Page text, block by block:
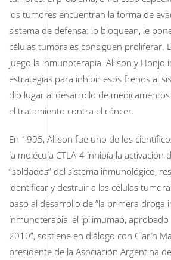
los tumores encuentran la forma de
sistema de defensa: lo bloquean, le
células tumorales consiguen proliferar.
juego la inmunoterapia. Allison y Honjo
estrategias para inhibir esos frenos al
dio lugar al desarrollo de
el tratamiento contra el cáncer.
En 1995, Allison fue uno de los
la molécula CTLA-4 inhibía la activación
“soldados” del sistema inmunológico,
identificar y destruir a las células
paso al desarrollo de “la primera droga
inmunoterapia, el ipilimumab,
2010”, sostiene en diálogo con Clarín
presidente de la Asociación Argentina